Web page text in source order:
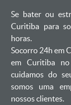
Se bater ou
Curitiba para
horas.
Socorro 24h em
em Curitiba no
cuidamos do
somos uma
nossos clientes.